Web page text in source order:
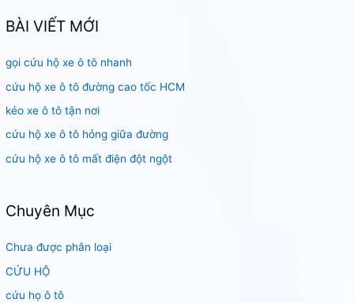
k
ế
m
:
BÀI VIẾT MỚI
gọi cứu hộ xe ô tô nhanh
cứu hộ xe ô tô đường cao tốc HCM
kéo xe ô tô tận nơi
cứu hộ xe ô tô hỏng giữa đường
cứu hộ xe ô tô mất điện đột ngột
Chuyên Mục
Chưa được phân loại
CỨU HỘ
cứu họ ô tô